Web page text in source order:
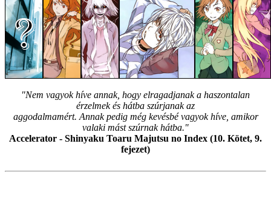
"Nem vagyok híve annak, hogy elragadjanak a haszontalan
érzelmek és hátba szúrjanak az
aggodalmamért. Annak pedig még kevésbé vagyok híve, amikor
valaki mást szúrnak hátba."
Accelerator - Shinyaku Toaru Majutsu no Index (10. Kötet, 9.
fejezet)